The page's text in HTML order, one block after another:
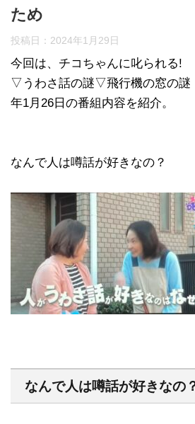
ため
投稿日： 2024年1月29日
今回は、チコちゃんに叱られる
▽うわさ話の謎▽飛行機の窓の
年1月26日の番組内容を紹介。
なんで人は噂話が好きなの？
なんで人は噂話が好きなの